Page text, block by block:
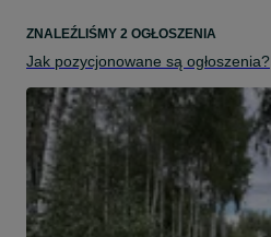
ZNALEŹLIŚMY 2 OGŁOSZENIA
Jak pozycjonowane są ogłoszenia?